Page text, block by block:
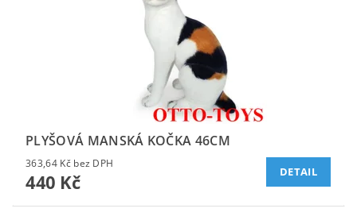
PLYŠOVÁ MANSKÁ KOČKA 46CM
363,64 Kč bez DPH
440 Kč DETAIL